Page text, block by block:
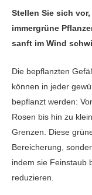
Stellen Sie sich
immergrüne
sanft im Wind
Die bepflanzten
können in jeder
bepflanzt werden:
Rosen bis hin zu
Grenzen. Diese
Bereicherung,
indem sie Feinstaub
reduzieren.